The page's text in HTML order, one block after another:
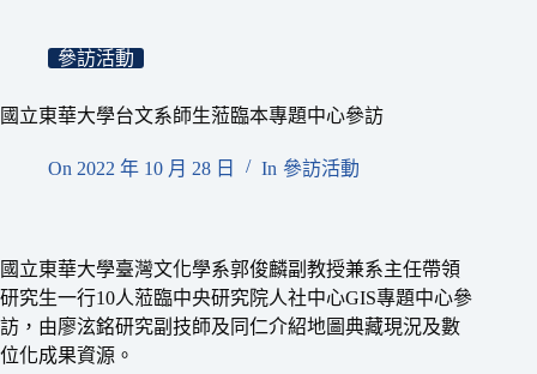
參訪活動
國立東華大學台文系師生蒞臨本專題中心參訪
On 2022 年 10 月 28 日 In 參訪活動
國立東華大學臺灣文化學系郭俊麟副教授兼系主任帶領
研究生一行10人蒞臨中央研究院人社中心GIS專題中心參
訪，由廖泫銘研究副技師及同仁介紹地圖典藏現況及數
位化成果資源。